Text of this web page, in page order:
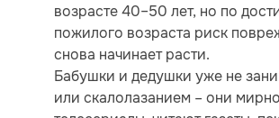
возрасте 40–50 лет, но по
пожилого возраста риск
снова начинает расти.
Бабушки и дедушки уже не
или скалолазанием – они